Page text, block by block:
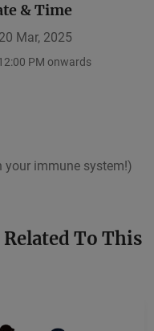
& Time
20 Mar, 2025
PM onwards
your immune system!)
To This